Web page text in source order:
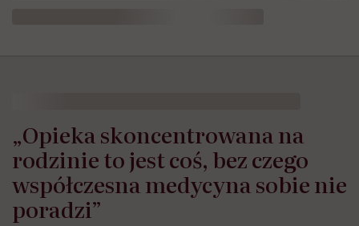
„Opieka skoncentrowana na
rodzinie to jest coś, bez czego
współczesna medycyna sobie nie
poradzi”